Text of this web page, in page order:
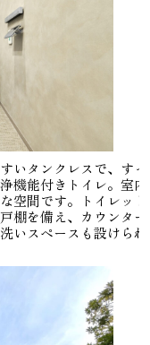
いタンクレスで、すっ
機能付きトイレ。室内
空間です。トイレット
棚を備え、カウンター
いスペースも設けられ